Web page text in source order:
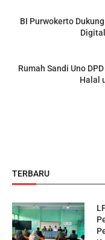
BI Purwokerto
Rumah Sandi Uno
Halal
TERBARU